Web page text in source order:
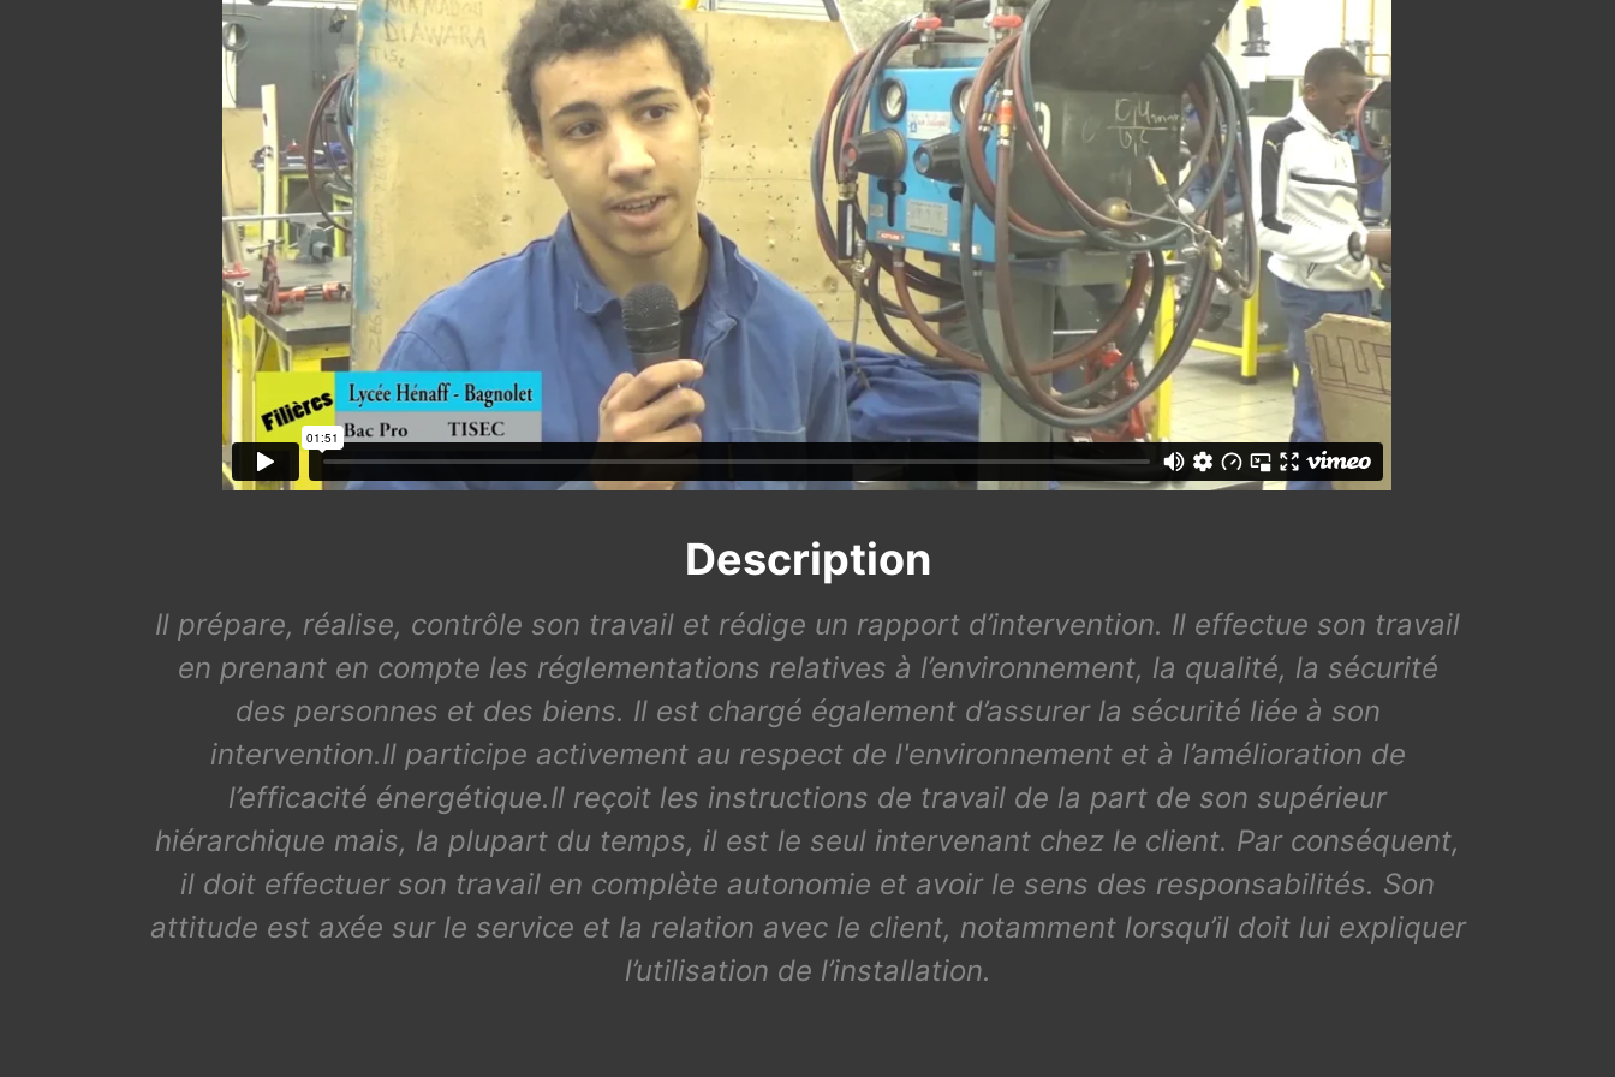
Description
Il prépare, réalise, contrôle son travail et rédige un rapport d’intervention. Il effectue son travail
en prenant en compte les réglementations relatives à l’environnement, la qualité, la sécurité
des personnes et des biens. Il est chargé également d’assurer la sécurité liée à son
intervention.Il participe activement au respect de l'environnement et à l’amélioration de
l’efficacité énergétique.Il reçoit les instructions de travail de la part de son supérieur
hiérarchique mais, la plupart du temps, il est le seul intervenant chez le client. Par conséquent,
il doit effectuer son travail en complète autonomie et avoir le sens des responsabilités. Son
attitude est axée sur le service et la relation avec le client, notamment lorsqu’il doit lui expliquer
l’utilisation de l’installation.